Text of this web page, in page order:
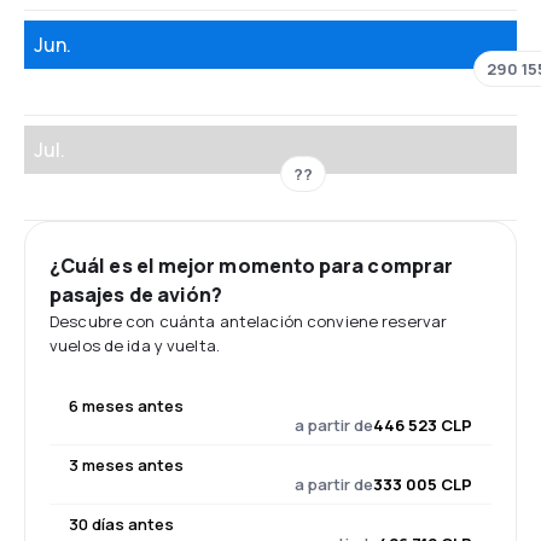
Jun.
290
Jul.
??
¿Cuál es el mejor momento para comprar
pasajes de avión?
Descubre con cuánta antelación conviene reservar
vuelos de ida y vuelta.
6 meses antes
a partir de446 523 CLP
3 meses antes
a partir de333 005 CLP
30 días antes